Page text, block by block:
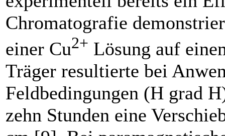
Chromatografie
einer Cu2+ Lösung auf
Träger resultierte bei
Feldbedingungen (H grad
zehn Stunden eine